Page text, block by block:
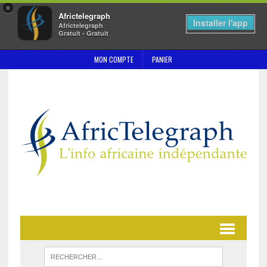
×
Africtelegraph
Africtelegraph
Gratuit - Gratuit
Installer l'app
MON COMPTE PANIER